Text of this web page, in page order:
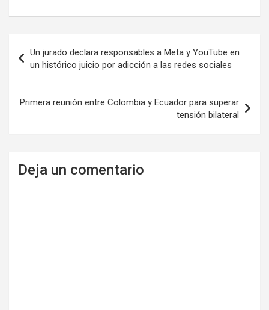
de
entradas
Un jurado declara responsables a Meta y YouTube en
un histórico juicio por adicción a las redes sociales
Primera reunión entre Colombia y Ecuador para superar
tensión bilateral
Deja un comentario